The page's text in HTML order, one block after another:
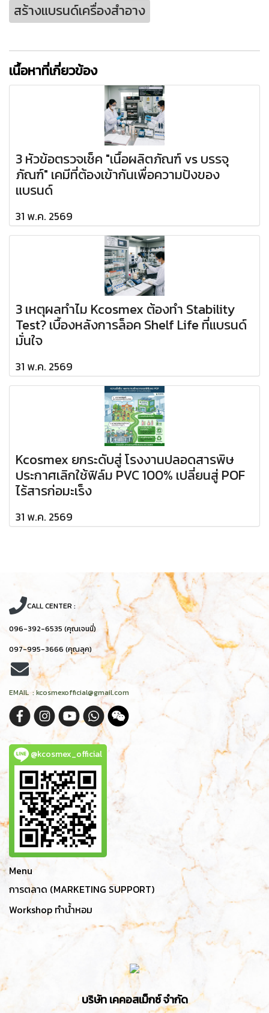
สร้างแบรนด์เครื่องสำอาง
เนื้อหาที่เกี่ยวข้อง
3 หัวข้อตรวจเช็ค "เนื้อผลิตภัณฑ์ vs บรรจุ
ภัณฑ์" เคมีที่ต้องเข้ากันเพื่อความปังของ
แบรนด์
31 พ.ค. 2569
3 เหตุผลทำไม Kcosmex ต้องทำ Stability
Test? เบื้องหลังการล็อค Shelf Life ที่แบรนด์
มั่นใจ
31 พ.ค. 2569
Kcosmex ยกระดับสู่ โรงงานปลอดสารพิษ
ประกาศเลิกใช้ฟิล์ม PVC 100% เปลี่ยนสู่ POF
ไร้สารก่อมะเร็ง
31 พ.ค. 2569
CALL CENTER :
096-392-6535 (คุณเจนนี่)
097-995-3666 (คุณลุค)
EMAIL : kcosmexofficial@gmail.com
@kcosmex_official
Menu
การตลาด (MARKETING SUPPORT)
Workshop ทำน้ำหอม
บริษัท เคคอสเม็กซ์ จำกัด